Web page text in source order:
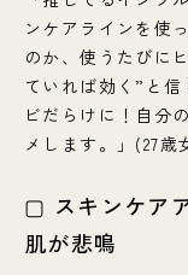
ンケアラインを使
のか、使うたびに
ていれば効く”と
ビだらけに！自分
メします。」(27歳
▢ スキンケア
肌が悲鳴